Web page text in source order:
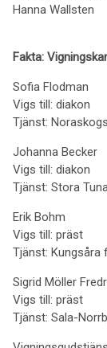
Hanna Wallsten
Fakta:
Sofia Flodman
Vigs till: diakon
Tjänst:
Johanna Becker
Vigs till: diakon
Tjänst: Stora
Erik Bohm
Vigs till: präst
Tjänst: Kungsåra
Sigrid Möller
Vigs till: präst
Tjänst: Sala-